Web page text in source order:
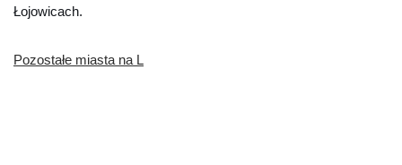
Łojowicach.
Pozostałe miasta na L